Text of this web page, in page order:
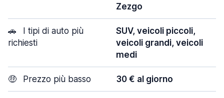
Zezgo
🚗
I tipi di auto più
richiesti
SUV, veicoli piccoli,
veicoli grandi, veicoli
medi
🤑 Prezzo più basso 30 € al giorno